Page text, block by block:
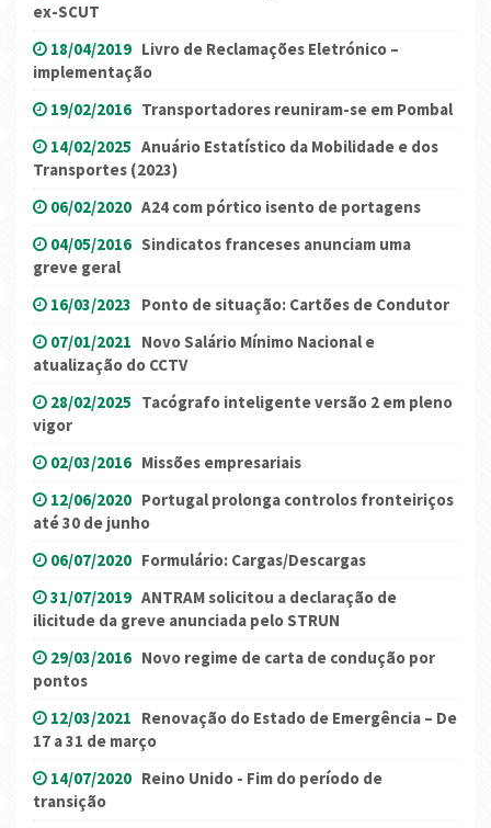
ex-SCUT
18/04/2019 Livro de Reclamações Eletrónico –
implementação
19/02/2016 Transportadores reuniram-se em Pombal
14/02/2025 Anuário Estatístico da Mobilidade e dos
Transportes (2023)
06/02/2020 A24 com pórtico isento de portagens
04/05/2016 Sindicatos franceses anunciam uma
greve geral
16/03/2023 Ponto de situação: Cartões de Condutor
07/01/2021 Novo Salário Mínimo Nacional e
atualização do CCTV
28/02/2025 Tacógrafo inteligente versão 2 em pleno
vigor
02/03/2016 Missões empresariais
12/06/2020 Portugal prolonga controlos fronteiriços
até 30 de junho
06/07/2020 Formulário: Cargas/Descargas
31/07/2019 ANTRAM solicitou a declaração de
ilicitude da greve anunciada pelo STRUN
29/03/2016 Novo regime de carta de condução por
pontos
12/03/2021 Renovação do Estado de Emergência – De
17 a 31 de março
14/07/2020 Reino Unido - Fim do período de
transição